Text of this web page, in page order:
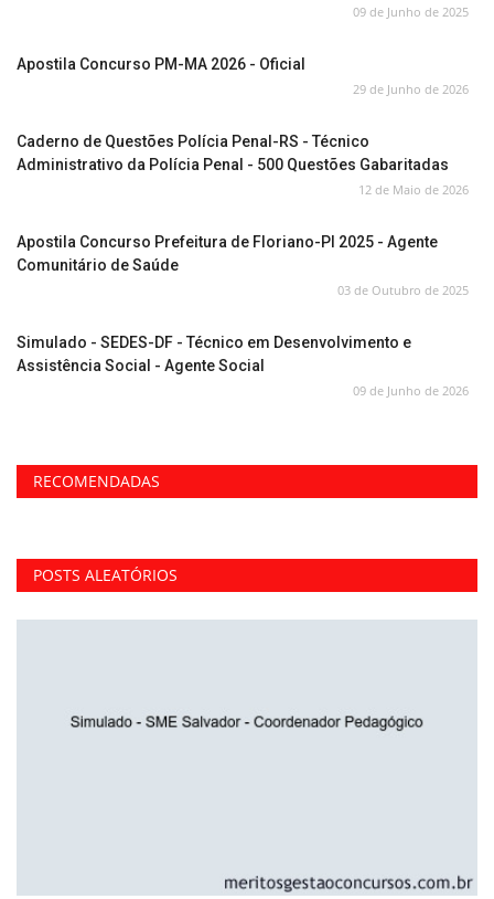
09 de Junho de 2025
Apostila Concurso PM-MA 2026 - Oficial
29 de Junho de 2026
Caderno de Questões Polícia Penal-RS - Técnico
Administrativo da Polícia Penal - 500 Questões Gabaritadas
12 de Maio de 2026
Apostila Concurso Prefeitura de Floriano-PI 2025 - Agente
Comunitário de Saúde
03 de Outubro de 2025
Simulado - SEDES-DF - Técnico em Desenvolvimento e
Assistência Social - Agente Social
09 de Junho de 2026
RECOMENDADAS
POSTS ALEATÓRIOS